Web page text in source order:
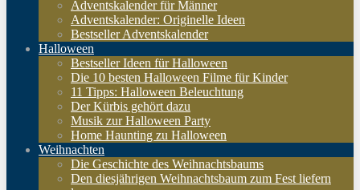
Adventskalender für Männer
Adventskalender: Originelle Ideen
Bestseller Adventskalender
Halloween
Bestseller Ideen für Halloween
Die 10 besten Halloween Filme für Kinder
11 Tipps: Halloween Beleuchtung
Der Kürbis gehört dazu
Musik zur Halloween Party
Home Haunting zu Halloween
Weihnachten
Die Geschichte des Weihnachtsbaums
Den diesjährigen Weihnachtsbaum zum Fest liefern